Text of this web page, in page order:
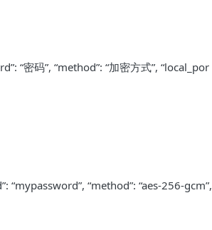
“密码”, “method”: “加密方式”, “local_por
“mypassword”, “method”: “aes-256-gcm”,